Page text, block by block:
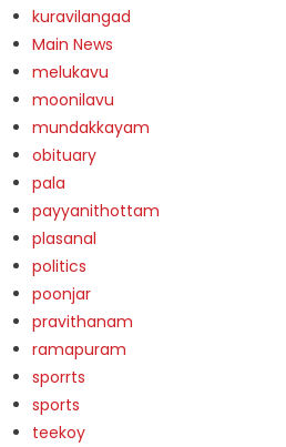
kuravilangad
Main News
melukavu
moonilavu
mundakkayam
obituary
pala
payyanithottam
plasanal
politics
poonjar
pravithanam
ramapuram
sporrts
sports
teekoy